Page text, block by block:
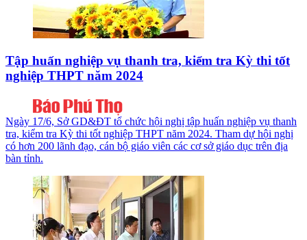
Tập huấn nghiệp vụ thanh tra, kiểm tra Kỳ thi tốt
nghiệp THPT năm 2024
Ngày 17/6, Sở GD&ĐT tổ chức hội nghị tập huấn nghiệp vụ thanh
tra, kiểm tra Kỳ thi tốt nghiệp THPT năm 2024. Tham dự hội nghị
có hơn 200 lãnh đạo, cán bộ giáo viên các cơ sở giáo dục trên địa
bàn tỉnh.